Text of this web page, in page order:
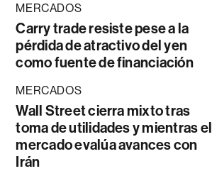
MERCADOS
Carry trade resiste pese a la
pérdida de atractivo del yen
como fuente de financiación
MERCADOS
Wall Street cierra mixto tras
toma de utilidades y mientras el
mercado evalúa avances con
Irán